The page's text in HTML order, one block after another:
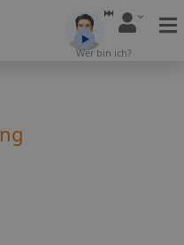
Wer bin ich?